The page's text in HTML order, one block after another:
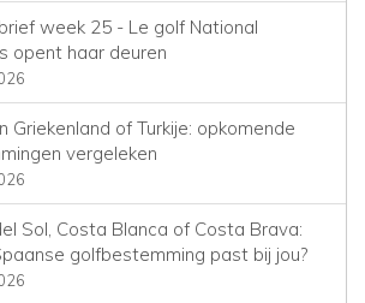
week 25 - Le golf National
opent haar deuren
Griekenland of Turkije: opkomende
vergeleken
Sol, Costa Blanca of Costa Brava:
golfbestemming past bij jou?